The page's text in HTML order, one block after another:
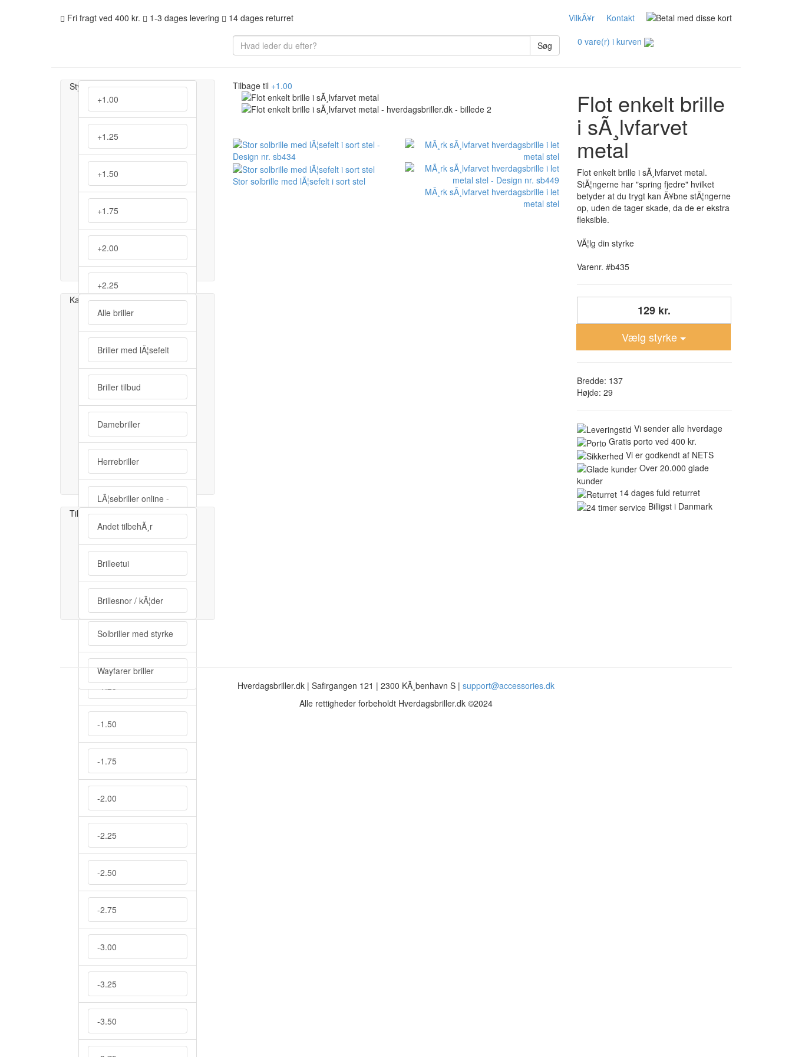
Fri fragt ved 400 kr. 1-3 dages levering 14 dages returret Kontakt
VilkÃ¥r
Søg 0 vare(r) i kurven
Styrke
+1.00
+1.25
+1.50
+1.75
+2.00
+2.25
+2.50
+2.75
+3.00
+3.25
+3.50
+3.75
+4.00
Minus styrke
-0.50
-1.00
-1.25
-1.50
-1.75
-2.00
-2.25
-2.50
-2.75
-3.00
-3.25
-3.50
Kategorier
Alle briller
Briller med lÃ¦sefelt
Briller tilbud
Damebriller
Herrebriller
LÃ¦sebriller online -
Vi er bedst i billige
briller.
Minus styrke
Solbriller
Solbriller med styrke
Wayfarer briller
Tilbehør
Andet tilbehÃ¸r
Brilleetui
Brillesnor / kÃ¦der
Tilbage til +1.00
Stor solbrille med lÃ¦sefelt i sort stel
MÃ¸rk sÃ¸lvfarvet hverdagsbrille i let
metal stel
Flot enkelt brille
i sÃ¸lvfarvet
metal
Flot enkelt brille i sÃ¸lvfarvet metal.
StÃ¦ngerne har "spring fjedre" hvilket
betyder at du trygt kan Ã¥bne stÃ¦ngerne
op, uden de tager skade, da de er ekstra
fleksible.
VÃ¦lg din styrke
Varenr. #b435
129 kr.
Vælg styrke
Bredde: 137
Højde: 29
Vi sender alle hverdage
Gratis porto ved 400 kr.
Vi er godkendt af NETS
Over 20.000 glade
kunder
14 dages fuld returret
Billigst i Danmark
Hverdagsbriller.dk | Safirgangen 121 | 2300 KÃ¸benhavn S | support@accessories.dk
Alle rettigheder forbeholdt Hverdagsbriller.dk ©2024